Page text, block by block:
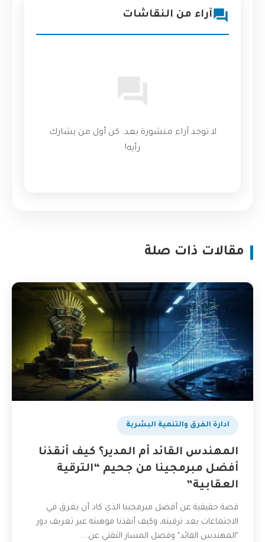
آراء من النقاشات
لا توجد آراء منشورة بعد. كن أول من يشارك
رأيه!
مقالات ذات صلة
ادارة الفرق والتنمية البشرية
المهندس القائد أم المدير؟ كيف أنقذنا
أفضل مبرمجينا من جحيم “الترقية
العقابية”
قصة حقيقية عن أفضل مبرمجينا الذي كاد أن يغرق في
الاجتماعات بعد ترقيته، وكيف أنقذنا موهبته عبر تعريف دور
"المهندس القائد" وفصل المسار التقني عن...